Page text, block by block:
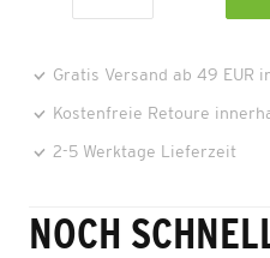
Gratis Versand ab 49 EUR
Kostenfreie Retoure
2-5 Werktage Lieferzeit
NOCH